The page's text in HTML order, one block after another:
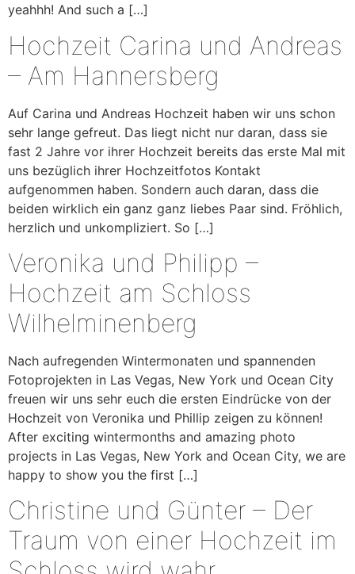
yeahhh! And such a […]
Hochzeit Carina und Andreas
– Am Hannersberg
Auf Carina und Andreas Hochzeit haben wir uns schon
sehr lange gefreut. Das liegt nicht nur daran, dass sie
fast 2 Jahre vor ihrer Hochzeit bereits das erste Mal mit
uns bezüglich ihrer Hochzeitfotos Kontakt
aufgenommen haben. Sondern auch daran, dass die
beiden wirklich ein ganz ganz liebes Paar sind. Fröhlich,
herzlich und unkompliziert. So […]
Veronika und Philipp –
Hochzeit am Schloss
Wilhelminenberg
Nach aufregenden Wintermonaten und spannenden
Fotoprojekten in Las Vegas, New York und Ocean City
freuen wir uns sehr euch die ersten Eindrücke von der
Hochzeit von Veronika und Phillip zeigen zu können!
After exciting wintermonths and amazing photo
projects in Las Vegas, New York and Ocean City, we are
happy to show you the first […]
Christine und Günter – Der
Traum von einer Hochzeit im